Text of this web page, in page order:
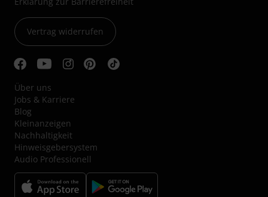
Vertrag widerrufen
Über uns
Jobs & Karriere
Blog
Kleinanzeigen
Nachhaltigkeit
Hinweisgebersystem
Audio Professionell